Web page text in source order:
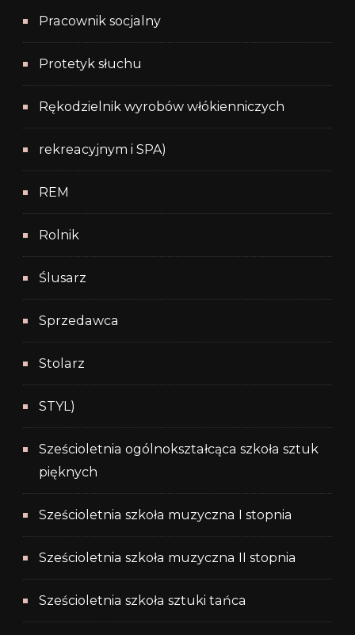
Pracownik socjalny
Protetyk słuchu
Rękodzielnik wyrobów włókienniczych
rekreacyjnym i SPA)
REM
Rolnik
Ślusarz
Sprzedawca
Stolarz
STYL)
Sześcioletnia ogólnokształcąca szkoła sztuk
pięknych
Sześcioletnia szkoła muzyczna I stopnia
Sześcioletnia szkoła muzyczna II stopnia
Sześcioletnia szkoła sztuki tańca